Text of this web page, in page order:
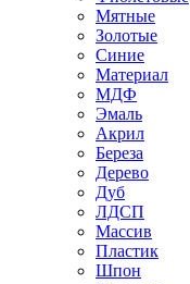
Мятные
Золотые
Синие
Материал
МДФ
Эмаль
Акрил
Береза
Дерево
Дуб
ЛДСП
Массив
Пластик
Шпон